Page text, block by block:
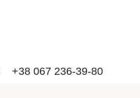
+38 067 236-39-80